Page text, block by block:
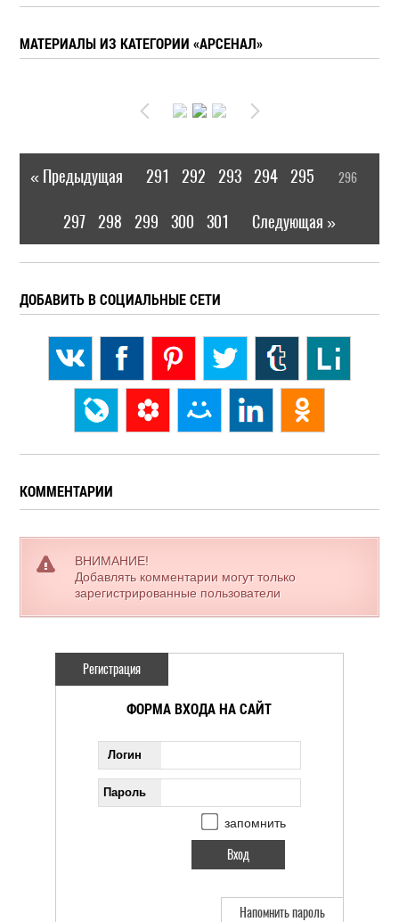
МАТЕРИАЛЫ ИЗ КАТЕГОРИИ «АРСЕНАЛ»
« Предыдущая 291 292 293 294 295 296
297 298 299 300 301 Следующая »
ДОБАВИТЬ В СОЦИАЛЬНЫЕ СЕТИ
КОММЕНТАРИИ
ВНИМАНИЕ!
Добавлять комментарии могут только
зарегистрированные пользователи
Регистрация
ФОРМА ВХОДА НА САЙТ
Логин
Пароль
запомнить
Напомнить пароль